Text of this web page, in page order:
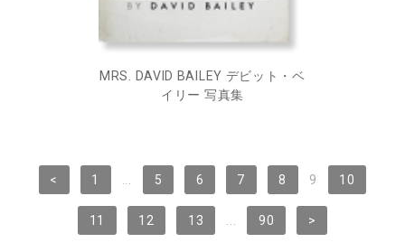
MRS. DAVID BAILEY デビット・ベ
イリー 写真集
< 1 5 6 7 8 9 10
11 12 13 90 >